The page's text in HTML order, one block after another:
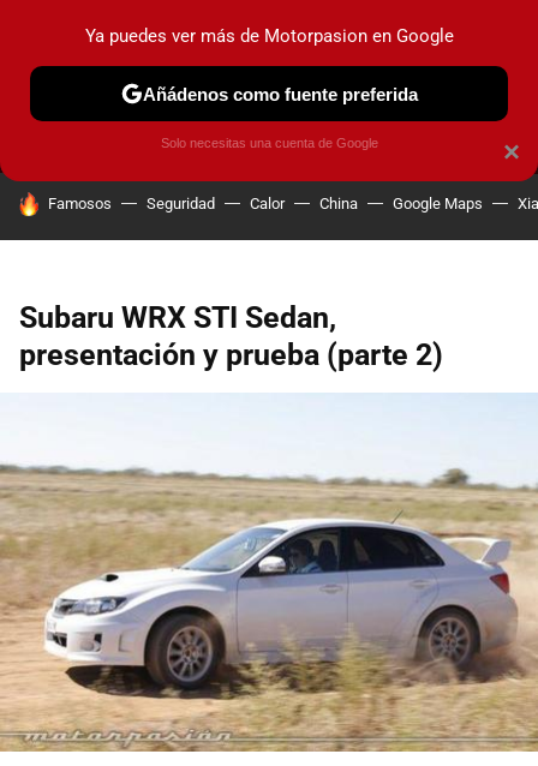
MENÚ NUEVO
COCHES ELÉCTRICOS OBSERVATORIO
HOY SE HABLA DE
Famosos Seguridad Calor China Google Maps
Subaru WRX STI Sedan,
presentación y prueba (parte 2)
×
Ya puedes ver más de Motorpasion en Google
Añádenos como fuente preferida
Solo necesitas una cuenta de Google